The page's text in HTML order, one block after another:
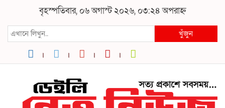
বৃহস্পতিবার, ০৬ অগাস্ট ২০২৬, ০৩:২৪ অপরাহ্ন
খুঁজুন